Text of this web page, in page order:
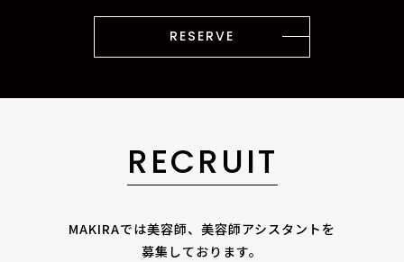
RESERVE
RECRUIT
MAKIRAでは美容師、美容師アシスタントを
募集しております。